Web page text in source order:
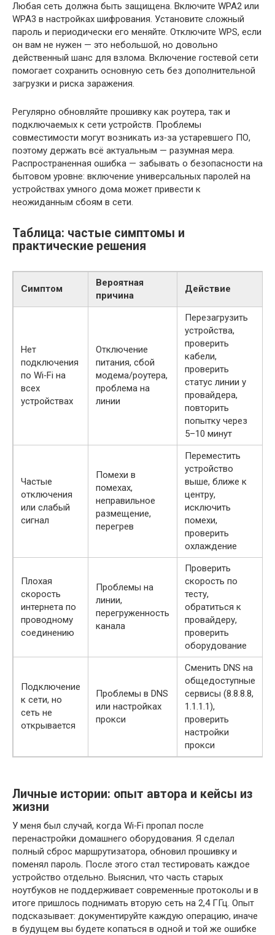
Любая сеть должна быть защищена. Включите WPA2 или
WPA3 в настройках шифрования. Установите сложный
пароль и периодически его меняйте. Отключите WPS, если
он вам не нужен — это небольшой, но довольно
действенный шанс для взлома. Включение гостевой сети
помогает сохранить основную сеть без дополнительной
загрузки и риска заражения.
Регулярно обновляйте прошивку как роутера, так и
подключаемых к сети устройств. Проблемы
совместимости могут возникать из‑за устаревшего ПО,
поэтому держать всё актуальным — разумная мера.
Распространенная ошибка — забывать о безопасности на
бытовом уровне: включение универсальных паролей на
устройствах умного дома может привести к
неожиданным сбоям в сети.
Таблица: частые симптомы и
практические решения
Симптом
Вероятная
причина
Действие
Нет
подключения
по Wi‑Fi на
всех
устройствах
Отключение
питания, сбой
модема/роутера,
проблема на
линии
Перезагрузить
устройства,
проверить
кабели,
проверить
статус линии у
провайдера,
повторить
попытку через
5–10 минут
Частые
отключения
или слабый
сигнал
Помехи в
помехах,
неправильное
размещение,
перегрев
Переместить
устройство
выше, ближе к
центру,
исключить
помехи,
проверить
охлаждение
Плохая
скорость
интернета по
проводному
соединению
Проблемы на
линии,
перегруженность
канала
Проверить
скорость по
тесту,
обратиться к
провайдеру,
проверить
оборудование
Подключение
к сети, но
сеть не
открывается
Проблемы в DNS
или настройках
прокси
Сменить DNS на
общедоступные
сервисы (8.8.8.8,
1.1.1.1),
проверить
настройки
прокси
Личные истории: опыт автора и кейсы из
жизни
У меня был случай, когда Wi‑Fi пропал после
перенастройки домашнего оборудования. Я сделал
полный сброс маршрутизатора, обновил прошивку и
поменял пароль. После этого стал тестировать каждое
устройство отдельно. Выяснил, что часть старых
ноутбуков не поддерживает современные протоколы и в
итоге пришлось поднимать вторую сеть на 2,4 ГГц. Опыт
подсказывает: документируйте каждую операцию, иначе
в будущем вы будете копаться в одной и той же ошибке